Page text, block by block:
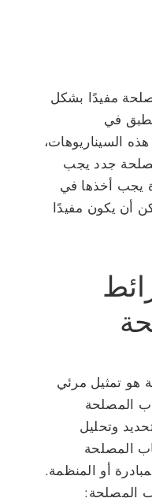
مفيدًا بشكل
في
السيناريوهات،
جدد يجب
يجب أخذها في
أن يكون مفيدًا
هو تمثيل مرئي
المصلحة
وتحليل
المصلحة
أو المنظمة.
المصلحة: